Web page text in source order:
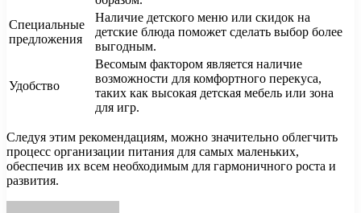
Специальные
предложения
Наличие детского меню или скидок на
детские блюда поможет сделать выбор более
выгодным.
Удобство
Весомым фактором является наличие
возможности для комфортного перекуса,
таких как высокая детская мебель или зона
для игр.
Следуя этим рекомендациям, можно значительно облегчить
процесс организации питания для самых маленьких,
обеспечив их всем необходимым для гармоничного роста и
развития.